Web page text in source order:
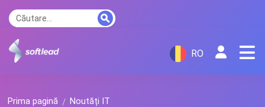
RO
Prima pagină Noutăți IT